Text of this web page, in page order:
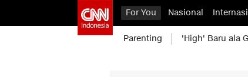
For You Nasional
Parenting 'High' Baru ala